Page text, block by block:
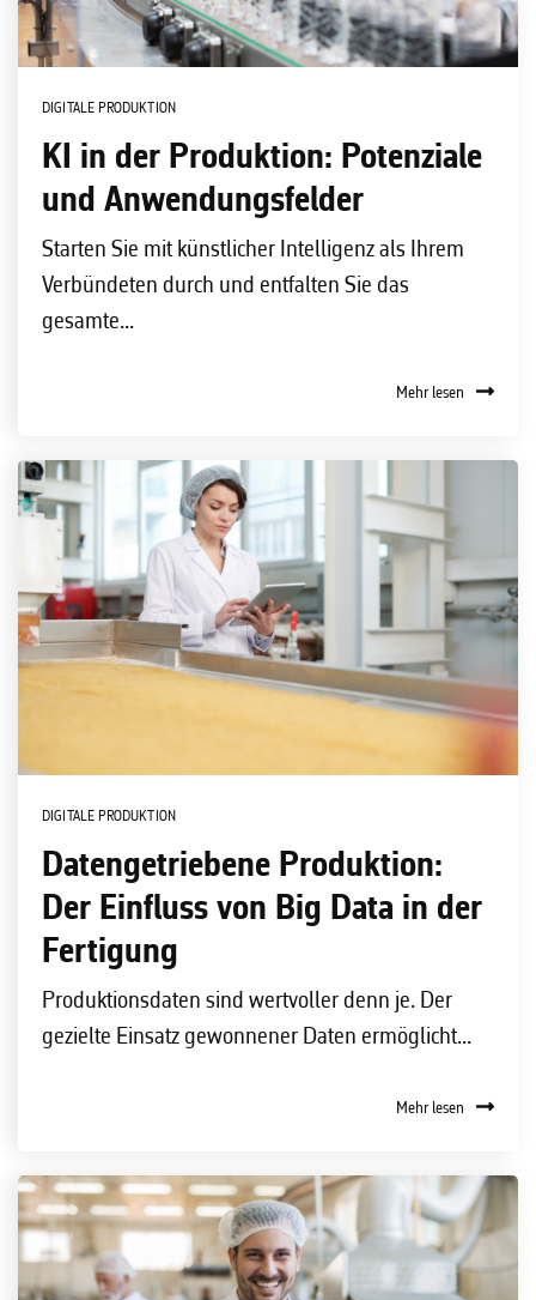
DIGITALE PRODUKTION
KI in der Produktion: Potenziale
und Anwendungsfelder
Starten Sie mit künstlicher Intelligenz als Ihrem
Verbündeten durch und entfalten Sie das
gesamte...
Mehr lesen
DIGITALE PRODUKTION
Datengetriebene Produktion:
Der Einfluss von Big Data in der
Fertigung
Produktionsdaten sind wertvoller denn je. Der
gezielte Einsatz gewonnener Daten ermöglicht...
Mehr lesen